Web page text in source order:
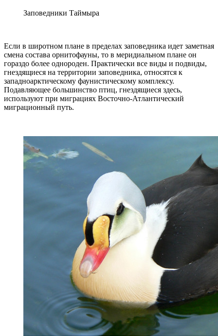
Заповедники Таймыра
Если в широтном плане в пределах заповедника идет заметная
смена состава орнитофауны, то в меридиальном плане он
гораздо более однороден. Практически все виды и подвиды,
гнездящиеся на территории заповедника, относятся к
западноарктическому фаунистическому комплексу.
Подавляющее большинство птиц, гнездящиеся здесь,
используют при миграциях Восточно-Атлантический
миграционный путь.